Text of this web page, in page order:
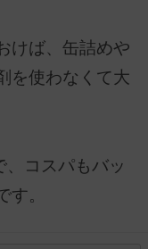
けば、缶詰めや
を使わなくて大
コスパもバッ
。